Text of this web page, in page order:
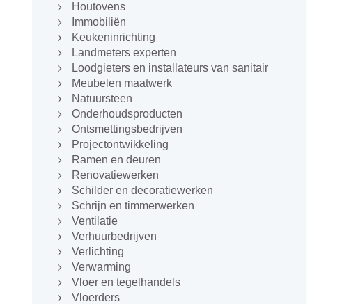
Houtovens
Immobiliën
Keukeninrichting
Landmeters experten
Loodgieters en installateurs van sanitair
Meubelen maatwerk
Natuursteen
Onderhoudsproducten
Ontsmettingsbedrijven
Projectontwikkeling
Ramen en deuren
Renovatiewerken
Schilder en decoratiewerken
Schrijn en timmerwerken
Ventilatie
Verhuurbedrijven
Verlichting
Verwarming
Vloer en tegelhandels
Vloerders